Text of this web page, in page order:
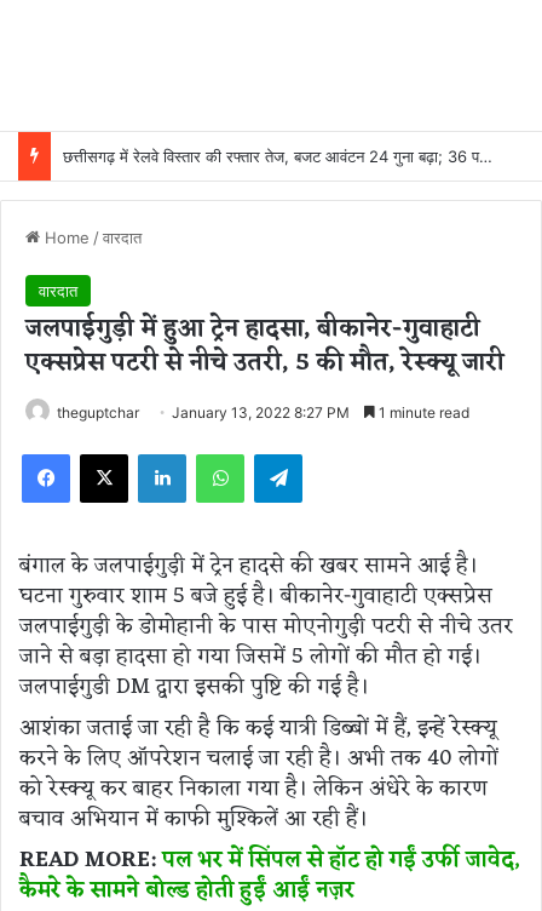
छत्तीसगढ़ में रेलवे विस्तार की रफ्तार तेज, बजट आवंटन 24 गुना बढ़ा; 36 परियोजनाओं पर चल रहा काम
Home /वारदात
वारदात
जलपाईगुड़ी में हुआ ट्रेन हादसा, बीकानेर-गुवाहाटी
एक्सप्रेस पटरी से नीचे उतरी, 5 की मौत, रेस्क्यू जारी
theguptchar January 13, 2022 8:27 PM 1 minute read
बंगाल के जलपाईगुड़ी में ट्रेन हादसे की खबर सामने आई है।
घटना गुरुवार शाम 5 बजे हुई है। बीकानेर-गुवाहाटी एक्सप्रेस
जलपाईगुड़ी के डोमोहानी के पास मोएनोगुड़ी पटरी से नीचे उतर
जाने से बड़ा हादसा हो गया जिसमें 5 लोगों की मौत हो गई।
जलपाईगुडी DM द्वारा इसकी पुष्टि की गई है।
आशंका जताई जा रही है कि कई यात्री डिब्बों में हैं, इन्हें रेस्क्यू
करने के लिए ऑपरेशन चलाई जा रही है। अभी तक 40 लोगों
को रेस्क्यू कर बाहर निकाला गया है। लेकिन अंधेरे के कारण
बचाव अभियान में काफी मुश्किलें आ रही हैं।
READ MORE:पल भर में सिंपल से हॉट हो गईं उर्फी जावेद,
कैमरे के सामने बोल्ड होती हुईं आईं नज़र